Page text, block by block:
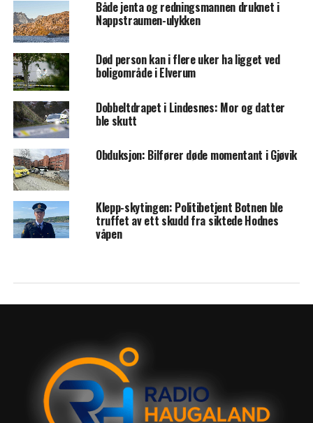
Både jenta og redningsmannen druknet i
Nappstraumen-ulykken
Død person kan i flere uker ha ligget ved
boligområde i Elverum
Dobbeltdrapet i Lindesnes: Mor og datter
ble skutt
Obduksjon: Bilfører døde momentant i Gjøvik
Klepp-skytingen: Politibetjent Botnen ble
truffet av ett skudd fra siktede Hodnes
våpen